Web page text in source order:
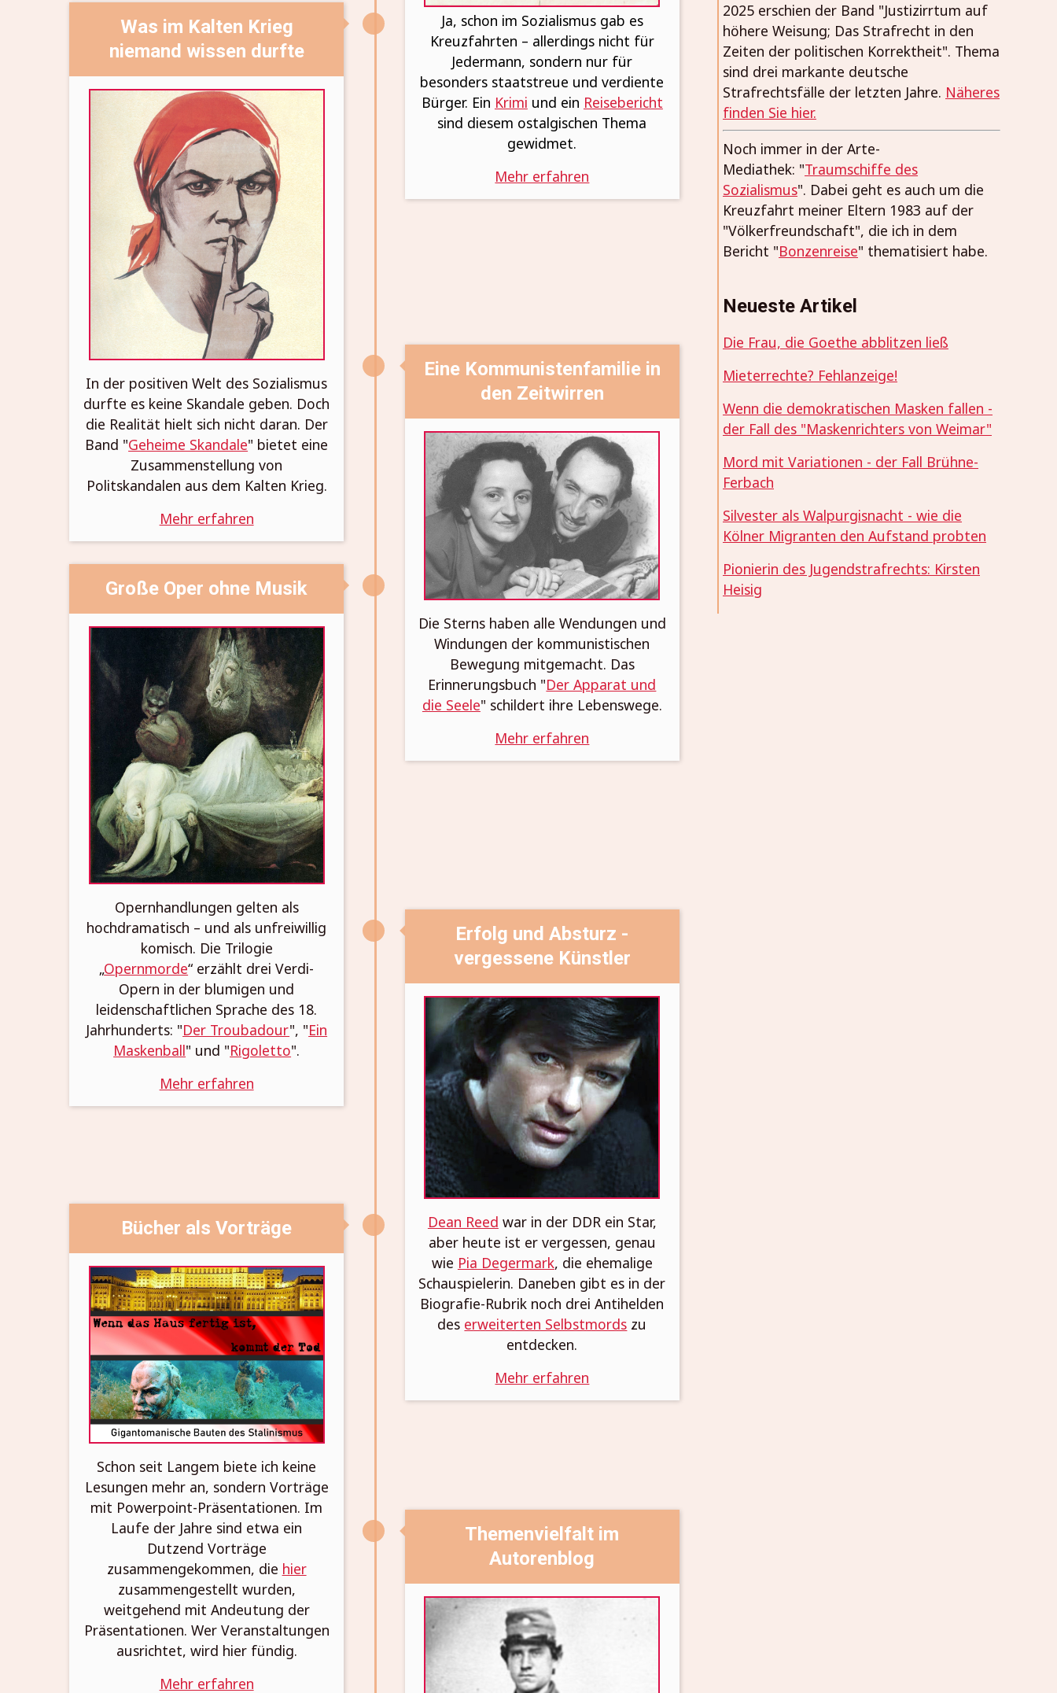
Ja, schon im Sozialismus gab es
Kreuzfahrten – allerdings nicht für
Jedermann, sondern nur für
besonders staatstreue und verdiente
Bürger. Ein Krimi und ein Reisebericht
sind diesem ostalgischen Thema
gewidmet.
Mehr erfahren
Was im Kalten Krieg
niemand wissen durfte
In der positiven Welt des Sozialismus
durfte es keine Skandale geben. Doch
die Realität hielt sich nicht daran. Der
Band "Geheime Skandale" bietet eine
Zusammenstellung von
Politskandalen aus dem Kalten Krieg.
Mehr erfahren
Eine Kommunistenfamilie in
den Zeitwirren
Die Sterns haben alle Wendungen und
Windungen der kommunistischen
Bewegung mitgemacht. Das
Erinnerungsbuch "Der Apparat und
die Seele" schildert ihre Lebenswege.
Mehr erfahren
Große Oper ohne Musik
Opernhandlungen gelten als
hochdramatisch – und als unfreiwillig
komisch. Die Trilogie
„Opernmorde“ erzählt drei Verdi-
Opern in der blumigen und
leidenschaftlichen Sprache des 18.
Jahrhunderts: "Der Troubadour", "Ein
Maskenball" und "Rigoletto".
Mehr erfahren
Erfolg und Absturz -
vergessene Künstler
Dean Reed war in der DDR ein Star,
aber heute ist er vergessen, genau
wie Pia Degermark, die ehemalige
Schauspielerin. Daneben gibt es in der
Biografie-Rubrik noch drei Antihelden
des erweiterten Selbstmords zu
entdecken.
Mehr erfahren
Bücher als Vorträge
Schon seit Langem biete ich keine
Lesungen mehr an, sondern Vorträge
mit Powerpoint-Präsentationen. Im
Laufe der Jahre sind etwa ein
Dutzend Vorträge
zusammengekommen, die hier
zusammengestellt wurden,
weitgehend mit Andeutung der
Präsentationen. Wer Veranstaltungen
ausrichtet, wird hier fündig.
Mehr erfahren
Themenvielfalt im
Autorenblog
2025 erschien der Band "Justizirrtum auf
höhere Weisung; Das Strafrecht in den
Zeiten der politischen Korrektheit". Thema
sind drei markante deutsche
Strafrechtsfälle der letzten Jahre. Näheres
finden Sie hier.
Noch immer in der Arte-
Mediathek: "Traumschiffe des
Sozialismus". Dabei geht es auch um die
Kreuzfahrt meiner Eltern 1983 auf der
"Völkerfreundschaft", die ich in dem
Bericht "Bonzenreise" thematisiert habe.
Neueste Artikel
Die Frau, die Goethe abblitzen ließ
Mieterrechte? Fehlanzeige!
Wenn die demokratischen Masken fallen -
der Fall des "Maskenrichters von Weimar"
Mord mit Variationen - der Fall Brühne-
Ferbach
Silvester als Walpurgisnacht - wie die
Kölner Migranten den Aufstand probten
Pionierin des Jugendstrafrechts: Kirsten
Heisig